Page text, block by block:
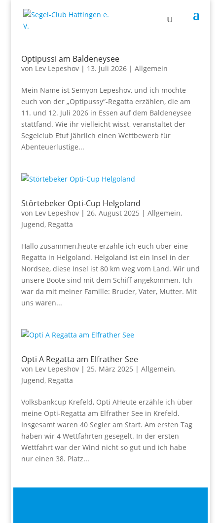
Optipussi am Baldeneysee
von Lev Lepeshov| 13. Juli 2026| Allgemein
Mein Name ist Semyon Lepeshov, und ich möchte
euch von der „Optipussy“-Regatta erzählen, die am
11. und 12. Juli 2026 in Essen auf dem Baldeneysee
stattfand. Wie ihr vielleicht wisst, veranstaltet der
Segelclub Etuf jährlich einen Wettbewerb für
Abenteuerlustige...
Störtebeker Opti-Cup Helgoland
von Lev Lepeshov| 26. August 2025 | Allgemein,
Jugend, Regatta
Hallo zusammen,heute erzähle ich euch über eine
Regatta in Helgoland. Helgoland ist ein Insel in der
Nordsee, diese Insel ist 80 km weg vom Land. Wir und
unsere Boote sind mit dem Schiff angekommen. Ich
war da mit meiner Famille: Bruder, Vater, Mutter. Mit
uns waren...
Opti A Regatta am Elfrather See
von Lev Lepeshov| 25. März 2025 | Allgemein,
Jugend, Regatta
Volksbankcup Krefeld, Opti AHeute erzähle ich über
meine Opti-Regatta am Elfrather See in Krefeld.
Insgesamt waren 40 Segler am Start. Am ersten Tag
haben wir 4 Wettfahrten gesegelt. In der ersten
Wettfahrt war der Wind nicht so gut und ich habe
nur einen 38. Platz...